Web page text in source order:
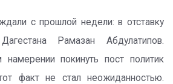
с прошлой недели: в отставку
Рамазан Абдулатипов.
покинуть пост политик
факт не стал неожиданностью.